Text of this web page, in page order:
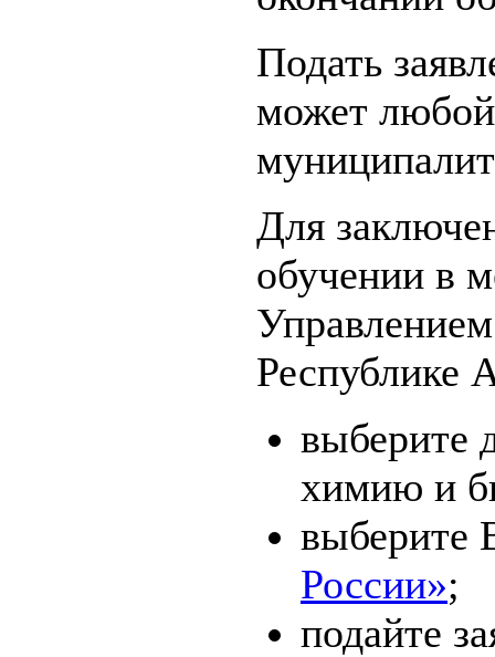
Подать
может
Для
обучении в
Республике
выберите
химию и
выберите
России»;
подайте